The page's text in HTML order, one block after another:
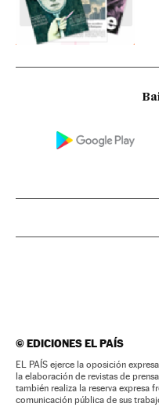
©EDICIONES EL PAÍS
EL PAÍS ejerce la oposición
la elaboración de revistas de
también realiza la reserva expresa
comunicación pública de sus